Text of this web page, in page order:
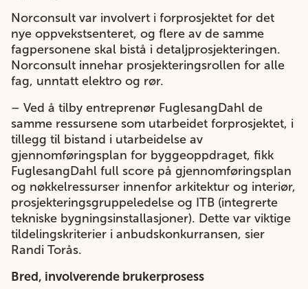
Norconsult var involvert i forprosjektet for det
nye oppvekstsenteret, og flere av de samme
fagpersonene skal bistå i detaljprosjekteringen.
Norconsult innehar prosjekteringsrollen for alle
fag, unntatt elektro og rør.
– Ved å tilby entreprenør FuglesangDahl de
samme ressursene som utarbeidet forprosjektet, i
tillegg til bistand i utarbeidelse av
gjennomføringsplan for byggeoppdraget, fikk
FuglesangDahl full score på gjennomføringsplan
og nøkkelressurser innenfor arkitektur og interiør,
prosjekteringsgruppeledelse og ITB (integrerte
tekniske bygningsinstallasjoner). Dette var viktige
tildelingskriterier i anbudskonkurransen, sier
Randi Torås.
Bred, involverende brukerprosess